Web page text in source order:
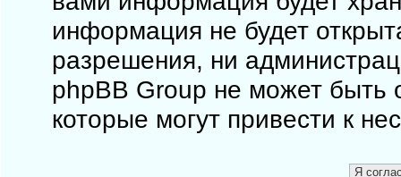
информация не будет
разрешения, ни
phpBB Group не может быть
которые могут привести к